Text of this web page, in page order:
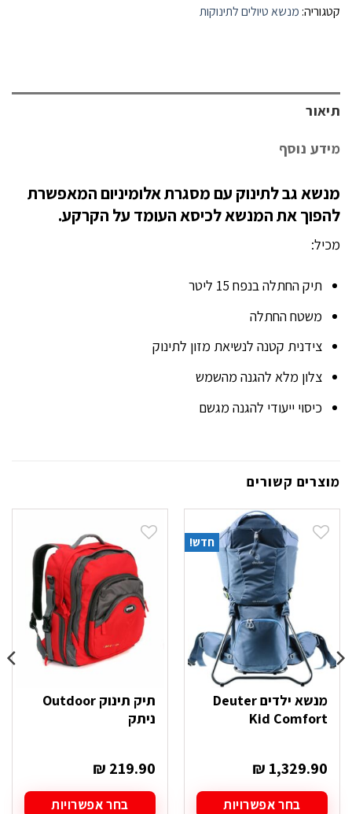
קטגוריה: מנשא טיולים לתינוקות
תיאור
מידע נוסף
מנשא גב לתינוק עם מסגרת אלומיניום המאפשרת
להפוך את המנשא לכיסא העומד על הקרקע.
מכיל:
תיק החתלה בנפח 15 ליטר
משטח החתלה
צידנית קטנה לנשיאת מזון לתינוק
צלון מלא להגנה מהשמש
כיסוי ייעודי להגנה מגשם
מוצרים קשורים
חדש!
מנשא ילדים Deuter
Kid Comfort
₪ 1,329.90
בחר אפשרויות
תיק תינוק Outdoor
ניתק
₪ 219.90
בחר אפשרויות